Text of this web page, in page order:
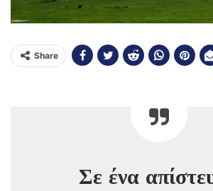
Share
Σε ένα